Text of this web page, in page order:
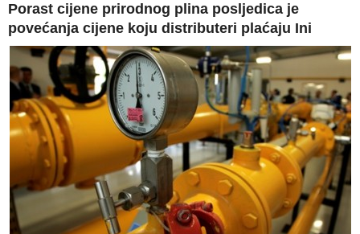
Porast cijene prirodnog plina posljedica je
povećanja cijene koju distributeri plaćaju Ini